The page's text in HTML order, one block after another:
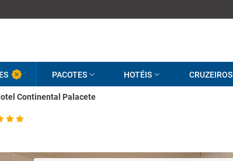
PACOTES HOTÉIS CRUZEIROS
Continental Palacete